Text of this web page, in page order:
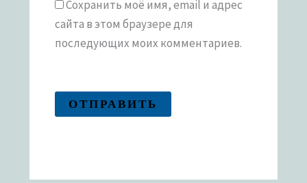
Сохранить моё имя, email и адрес
сайта в этом браузере для
последующих моих комментариев.